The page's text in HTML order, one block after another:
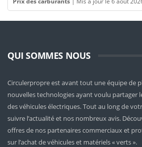
QUI SOMMES NOUS
Circulerpropre est avant tout une équipe de
nouvelles technologies ayant voulu partager
des véhicules électriques. Tout au long de
suivre l’actualité et nos nombreux avis.
offres de nos partenaires commerciaux et
sur l’achat de véhicules et matériels « verts ».